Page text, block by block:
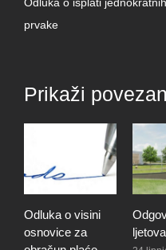
Odluka o isplati
prvake
Prikaži
Odluka o visini
osnovice za